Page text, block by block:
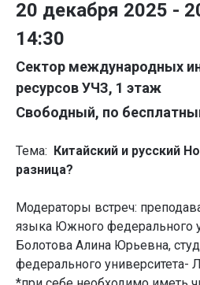
20 декабря 2025 -
14:30
Сектор международных
ресурсов УЧЗ, 1 этаж
Свободный, по
Тема:
Китайский и русский
разница?
Модераторы встреч:
языка Южного федерального
Болотова Алина Юрьевна,
федерального университета-